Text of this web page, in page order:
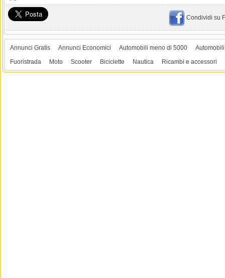
Condividi su
Annunci Gratis Annunci Economici Automobili meno di 5000
Fuoristrada
Moto Scooter Biciclette Nautica Ricambi e accessori